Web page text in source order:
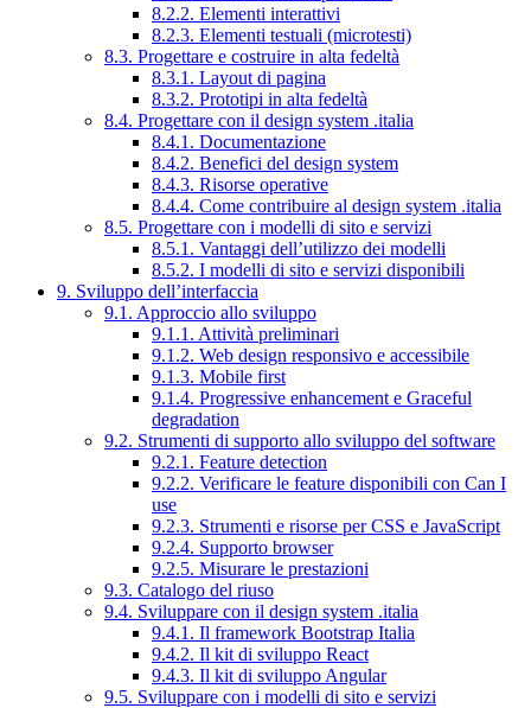
8.2.2. Elementi interattivi
8.2.3. Elementi testuali (microtesti)
8.3. Progettare e costruire in alta fedeltà
8.3.1. Layout di pagina
8.3.2. Prototipi in alta fedeltà
8.4. Progettare con il design system .italia
8.4.1. Documentazione
8.4.2. Benefici del design system
8.4.3. Risorse operative
8.4.4. Come contribuire al design system .italia
8.5. Progettare con i modelli di sito e servizi
8.5.1. Vantaggi dell’utilizzo dei modelli
8.5.2. I modelli di sito e servizi disponibili
9. Sviluppo dell’interfaccia
9.1. Approccio allo sviluppo
9.1.1. Attività preliminari
9.1.2. Web design responsivo e accessibile
9.1.3. Mobile first
9.1.4. Progressive enhancement e Graceful
degradation
9.2. Strumenti di supporto allo sviluppo del software
9.2.1. Feature detection
9.2.2. Verificare le feature disponibili con Can I
use
9.2.3. Strumenti e risorse per CSS e JavaScript
9.2.4. Supporto browser
9.2.5. Misurare le prestazioni
9.3. Catalogo del riuso
9.4. Sviluppare con il design system .italia
9.4.1. Il framework Bootstrap Italia
9.4.2. Il kit di sviluppo React
9.4.3. Il kit di sviluppo Angular
9.5. Sviluppare con i modelli di sito e servizi